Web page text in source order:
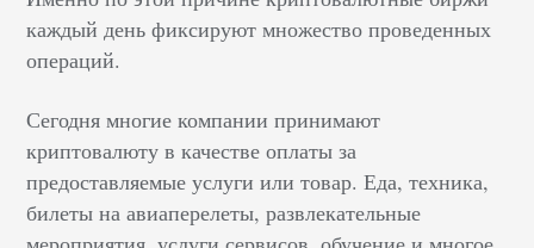
каждый день фиксируют множество проведенных
операций.
Сегодня многие компании принимают
криптовалюту в качестве оплаты за
предоставляемые услуги или товар. Еда, техника,
билеты на авиаперелеты, развлекательные